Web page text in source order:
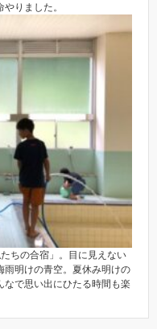
りました。
ちの合宿」。目に見えない
雨明けの青空。夏休み明けの
で思い出にひたる時間も楽